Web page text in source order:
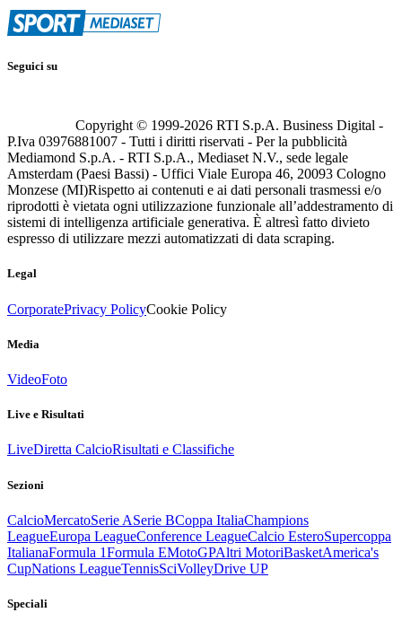
Seguici su
Copyright © 1999-2026 RTI S.p.A. Business Digital -
P.Iva 03976881007 - Tutti i diritti riservati - Per la pubblicità
Mediamond S.p.A. - RTI S.p.A., Mediaset N.V., sede legale
Amsterdam (Paesi Bassi) - Uffici Viale Europa 46, 20093 Cologno
Monzese (MI)Rispetto ai contenuti e ai dati personali trasmessi e/o
riprodotti è vietata ogni utilizzazione funzionale all’addestramento di
sistemi di intelligenza artificiale generativa. È altresì fatto divieto
espresso di utilizzare mezzi automatizzati di data scraping.
Legal
CorporatePrivacy PolicyCookie Policy
Media
VideoFoto
Live e Risultati
LiveDiretta CalcioRisultati e Classifiche
Sezioni
CalcioMercatoSerie ASerie BCoppa ItaliaChampions
LeagueEuropa LeagueConference LeagueCalcio EsteroSupercoppa
ItalianaFormula 1Formula EMotoGPAltri MotoriBasketAmerica's
CupNations LeagueTennisSciVolleyDrive UP
Speciali